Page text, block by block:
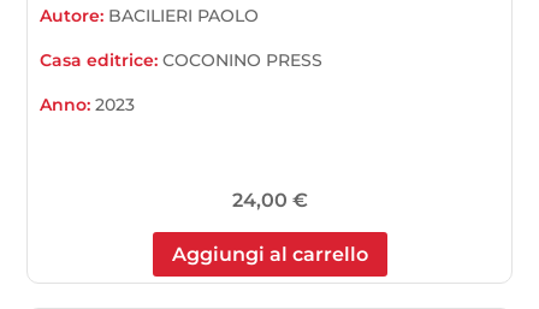
Autore: BACILIERI PAOLO
Casa editrice:COCONINO PRESS
Anno:2023
24,00 €
Aggiungi al carrello